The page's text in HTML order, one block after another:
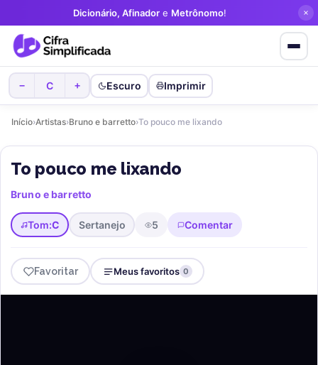
Dicionário, Afinador e Metrônomo!
− C + Escuro Imprimir
Início›Artistas›Bruno e barretto›To pouco me lixando
To pouco me lixando
Bruno e barretto
Tom:C Sertanejo 5 Comentar
Favoritar Meus favoritos 0